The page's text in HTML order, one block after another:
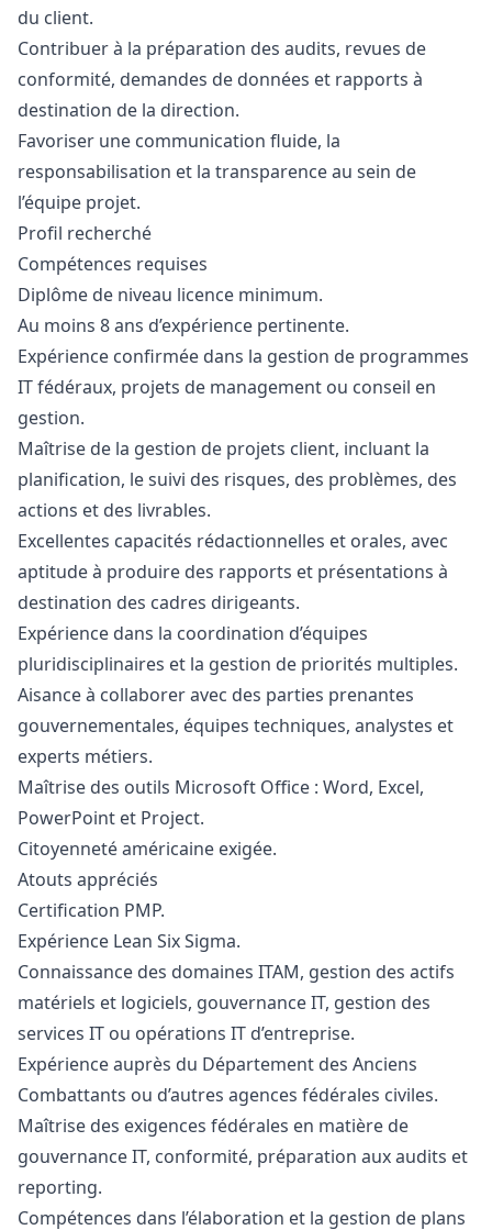
du client.
Contribuer à la préparation des audits, revues de
conformité, demandes de données et rapports à
destination de la direction.
Favoriser une communication fluide, la
responsabilisation et la transparence au sein de
l’équipe projet.
Profil recherché
Compétences requises
Diplôme de niveau licence minimum.
Au moins 8 ans d’expérience pertinente.
Expérience confirmée dans la gestion de programmes
IT fédéraux, projets de management ou conseil en
gestion.
Maîtrise de la gestion de projets client, incluant la
planification, le suivi des risques, des problèmes, des
actions et des livrables.
Excellentes capacités rédactionnelles et orales, avec
aptitude à produire des rapports et présentations à
destination des cadres dirigeants.
Expérience dans la coordination d’équipes
pluridisciplinaires et la gestion de priorités multiples.
Aisance à collaborer avec des parties prenantes
gouvernementales, équipes techniques, analystes et
experts métiers.
Maîtrise des outils Microsoft Office : Word, Excel,
PowerPoint et Project.
Citoyenneté américaine exigée.
Atouts appréciés
Certification PMP.
Expérience Lean Six Sigma.
Connaissance des domaines ITAM, gestion des actifs
matériels et logiciels, gouvernance IT, gestion des
services IT ou opérations IT d’entreprise.
Expérience auprès du Département des Anciens
Combattants ou d’autres agences fédérales civiles.
Maîtrise des exigences fédérales en matière de
gouvernance IT, conformité, préparation aux audits et
reporting.
Compétences dans l’élaboration et la gestion de plans